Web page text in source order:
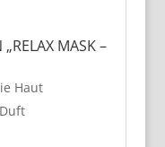
MASK –
Haut